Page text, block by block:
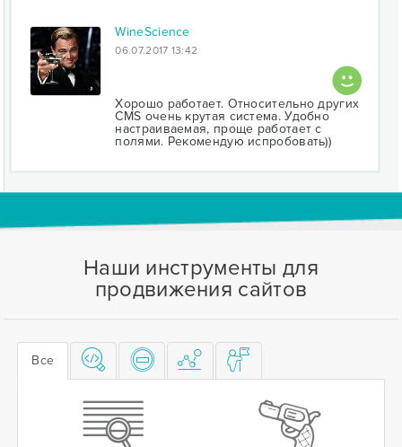
WineScience
06.07.2017 13:42
Хорошо работает. Относительно других
CMS очень крутая система. Удобно
настраиваемая, проще работает с
полями. Рекомендую испробовать))
Наши инструменты для
продвижения сайтов
Все